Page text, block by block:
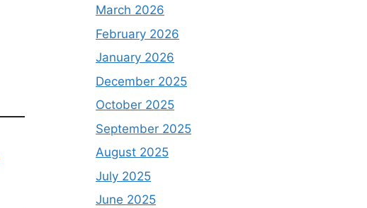
March 2026
February 2026
January 2026
December 2025
October 2025
September 2025
August 2025
July 2025
June 2025